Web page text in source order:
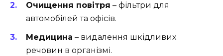
Очищення повітря – фільтри для
автомобілей та офісів.
Медицина – видалення шкідливих
речовин в організмі.